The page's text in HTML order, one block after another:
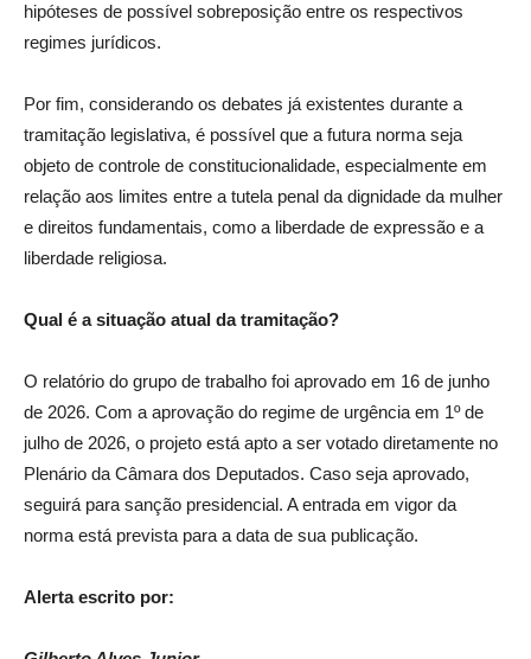
hipóteses de possível sobreposição entre os respectivos
regimes jurídicos.
Por fim, considerando os debates já existentes durante a
tramitação legislativa, é possível que a futura norma seja
objeto de controle de constitucionalidade, especialmente em
relação aos limites entre a tutela penal da dignidade da mulher
e direitos fundamentais, como a liberdade de expressão e a
liberdade religiosa.
Qual é a situação atual da tramitação?
O relatório do grupo de trabalho foi aprovado em 16 de junho
de 2026. Com a aprovação do regime de urgência em 1º de
julho de 2026, o projeto está apto a ser votado diretamente no
Plenário da Câmara dos Deputados. Caso seja aprovado,
seguirá para sanção presidencial. A entrada em vigor da
norma está prevista para a data de sua publicação.
Alerta escrito por: